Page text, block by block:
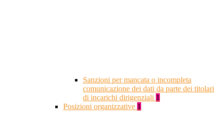
Sanzioni per mancata o incompleta
comunicazione dei dati da parte dei titolari
di incarichi dirigenziali 1
Posizioni organizzative 1